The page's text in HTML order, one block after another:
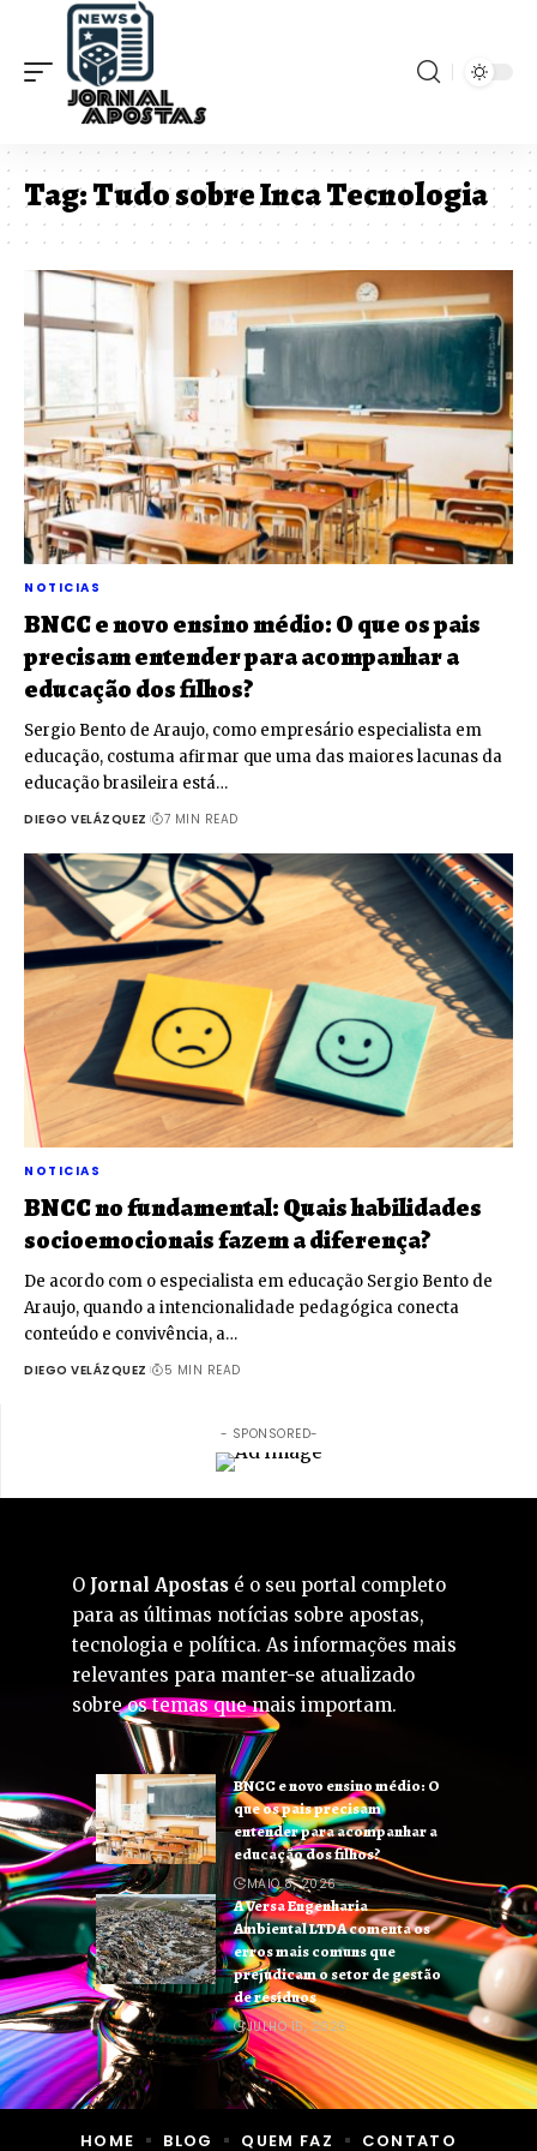
Tag:Tudo sobre Inca Tecnologia
NOTICIAS
BNCC e novo ensino médio: O que os pais
precisam entender para acompanhar a
educação dos filhos?
Sergio Bento de Araujo, como empresário especialista em
educação, costuma afirmar que uma das maiores lacunas da
educação brasileira está…
DIEGO VELÁZQUEZ 7 MIN READ
NOTICIAS
BNCC no fundamental: Quais habilidades
socioemocionais fazem a diferença?
De acordo com o especialista em educação Sergio Bento de
Araujo, quando a intencionalidade pedagógica conecta
conteúdo e convivência, a…
DIEGO VELÁZQUEZ 5 MIN READ
- SPONSORED-
O Jornal Apostas é o seu portal completo
para as últimas notícias sobre apostas,
tecnologia e política. As informações mais
relevantes para manter-se atualizado
sobre os temas que mais importam.
BNCC e novo ensino médio: O
que os pais precisam
entender para acompanhar a
educação dos filhos?
MAIO 8, 2026
A Versa Engenharia
Ambiental LTDA comenta os
erros mais comuns que
prejudicam o setor de gestão
de resíduos
JULHO 15, 2026
HOME BLOG QUEM FAZ CONTATO